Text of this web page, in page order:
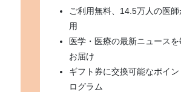
ご利用無料、14.5万人の医師
用
医学・医療の最新ニュースを
お届け
ギフト券に交換可能なポイ
ログラム